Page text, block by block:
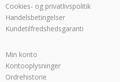
Cookies- og privatlivspolitik
Handelsbetingelser
Kundetilfredshedsgaranti
Min konto
Kontooplysninger
Ordrehistorie